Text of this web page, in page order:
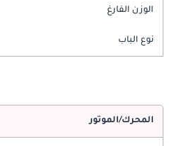
الوزن الفارغ
نوع الباب
المحرك/الموتور